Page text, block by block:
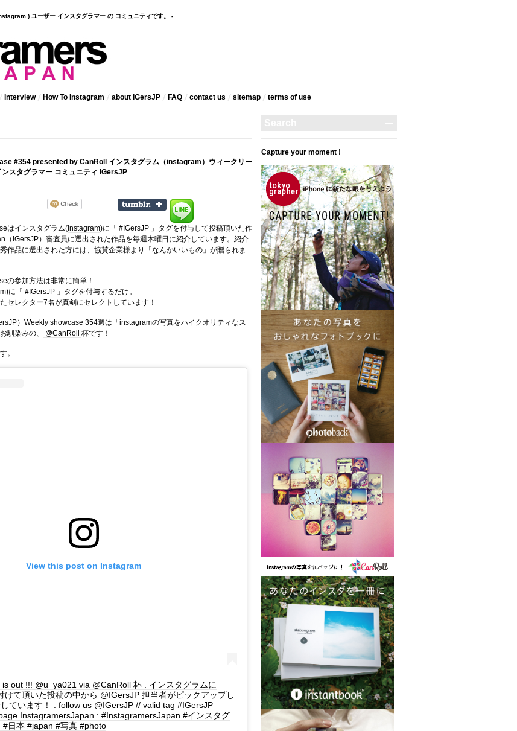
) ユーザー インスタグラマー の コミュニティです。 -
Interview How To Instagram about IGersJP FAQ contact us sitemap terms‎ of use
#354 presented by CanRoll インスタグラム（instagram）ウィークリー
スタグラマー コミュニティ IGersJP
はインスタグラム(Instagram)に「 #IGersJP 」タグを付与して投稿頂いた作
（IGersJP）審査員に選出された作品を毎週木曜日に紹介しています。紹介
作品に選出された方には、協賛企業様より「なんかいいもの」が贈られま
の参加方法は非常に簡単！
に「 #IGersJP 」タグを付与するだけ。
セレクター7名が真剣にセレクトしています！
） Weekly showcase 354週は「instagramの写真をハイクオリティなス
馴染みの、
@CanRoll 杯です！
。
View this post on Instagram
is out !!! @u_ya021 via @CanRoll 杯 . インスタグラムに
けて頂いた投稿の中から @IGersJP 担当者がピックアップし
ています！ : follow us @IGersJP // valid tag #IGersJP
InstagramersJapan : #InstagramersJapan #インスタグ
#日本 #japan #写真 #photo
Capture your moment !